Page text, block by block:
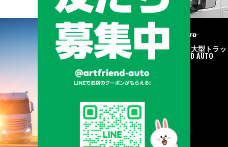
©2020中古トラック・大型トラッ
ク販売はART FRIEND AUTO